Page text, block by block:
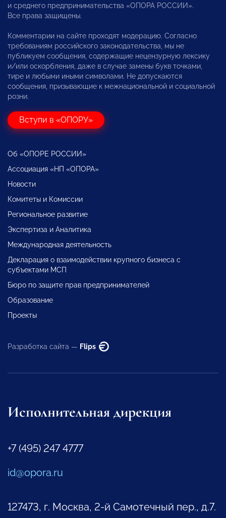
и среднего предпринимательства «ОПОРА РОССИИ».
Все права защищены.
Комментарии на сайте проходят модерацию. Согласно
требованиям российского законодательства, мы не
публикуем сообщения, содержащие нецензурную лексику
и/или оскорбления, даже в случае замены букв точками,
тире и любыми иными символами. Не допускаются
сообщения, призывающие к межнациональной и социальной
розни.
Вступи в «ОПОРУ»
Об «ОПОРЕ РОССИИ»
Ассоциация «НП «ОПОРА»
Новости
Комитеты и Комиссии
Региональное развитие
Экспертиза и Аналитика
Международная деятельность
Декларация о взаимодействии крупного бизнеса с
субъектами МСП
Бюро по защите прав предпринимателей
Образование
Проекты
Разработка сайта — Flips
Исполнительная дирекция
+7 (495) 247 4777
id@opora.ru
127473, г. Москва, 2-й Самотечный пер., д.7.